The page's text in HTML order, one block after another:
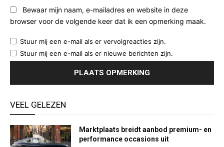
Bewaar mijn naam, e-mailadres en website in deze
browser voor de volgende keer dat ik een opmerking maak.
Stuur mij een e-mail als er vervolgreacties zijn.
Stuur mij een e-mail als er nieuwe berichten zijn.
VEEL GELEZEN
Marktplaats breidt aanbod premium- en
performance occasions uit